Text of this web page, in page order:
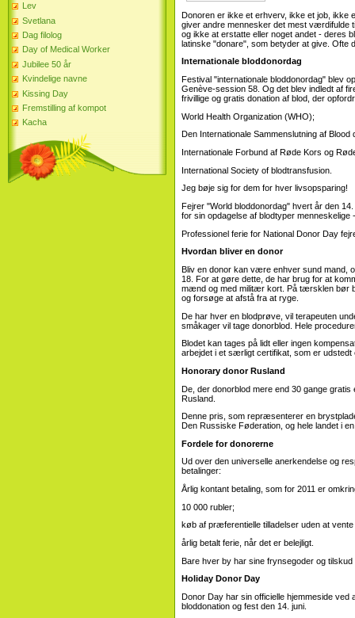
Lev
Svetlana
Dag filolog
Day of Medical Worker
Jubilee 50 år
Kvindelige navne
Kissing Day
Fremstilling af kompot
Kacha
Donoren er ikke et erhverv, ikke et job, ikke
giver andre mennesker det mest værdifulde
og ikke at erstatte eller noget andet - deres
latinske "donare", som betyder at give. Ofte
Internationale bloddonordag
Festival "internationale bloddonordag" blev
Genève-session 58. Og det blev indledt af
frivillige og gratis donation af blod, der
World Health Organization (WHO);
Den Internationale Sammenslutning af Blood
Internationale Forbund af Røde Kors og
International Society of blodtransfusion.
Jeg bøje sig for dem for hver livsopsparing!
Fejrer "World bloddonordag" hvert år den
for sin opdagelse af blodtyper menneskelige
Professionel ferie for National Donor Day
Hvordan bliver en donor
Bliv en donor kan være enhver sund mand,
18. For at gøre dette, de har brug for at
mænd og med militær kort. På tærsklen bør
og forsøge at afstå fra at ryge.
De har hver en blodprøve, vil terapeuten
småkager vil tage donorblod. Hele
Blodet kan tages på lidt eller ingen
arbejdet i et særligt certifikat, som er udstedt
Honorary donor Rusland
De, der donorblod mere end 30 gange
Rusland.
Denne pris, som repræsenterer en
Den Russiske Føderation, og hele landet i
Fordele for donorerne
Ud over den universelle anerkendelse og
betalinger:
Årlig kontant betaling, som for 2011 er
10 000 rubler;
køb af præferentielle tilladelser uden at
årlig betalt ferie, når det er belejligt.
Bare hver by har sine frynsegoder og
Holiday Donor Day
Donor Day har sin officielle hjemmeside ved
bloddonation og fest den 14. juni.